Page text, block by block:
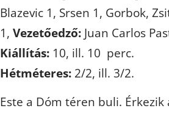
Blazevic 1, Srsen 1, Gorbok,
1, Vezetőedző: Juan Carlos
Kiállítás: 10, ill. 10 perc.
Hétméteres: 2/2, ill. 3/2.
Este a Dóm téren buli. Érkezik